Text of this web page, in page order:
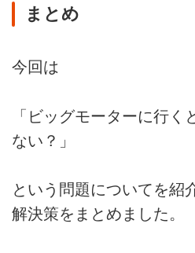
まとめ
今回は
「ビッグモーターに行く
ない？」
という問題についてを紹
解決策をまとめました。